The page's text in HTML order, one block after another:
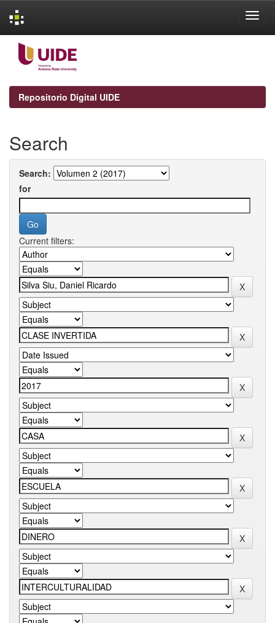
navigation
Repositorio Digital UIDE
Search
Search:
for
Current filters: